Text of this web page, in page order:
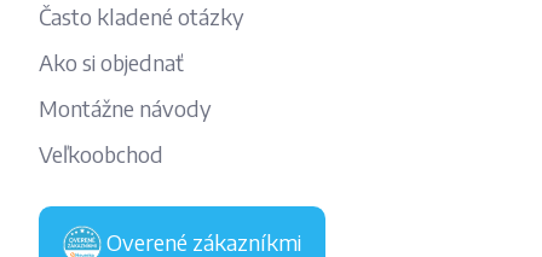
Často kladené otázky
Ako si objednať
Montážne návody
Veľkoobchod
Overené zákazníkmi